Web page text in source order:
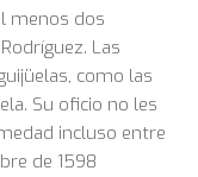
menos dos
Las
como las
Su oficio no les
incluso entre
de 1598